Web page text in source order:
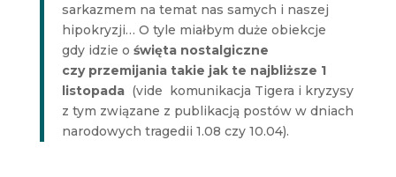
sarkazmem na temat nas samych i naszej
hipokryzji… O tyle miałbym duże obiekcje
gdy idzie o święta nostalgiczne
czy przemijania takie jak te najbliższe 1
listopada(vide komunikacja Tigera i kryzysy
z tym związane z publikacją postów w dniach
narodowych tragedii 1.08 czy 10.04).